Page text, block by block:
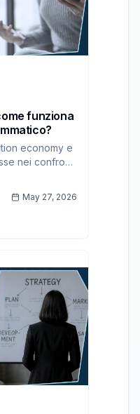
funziona
economy e
nei confronti
May 27, 2026